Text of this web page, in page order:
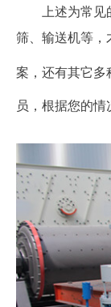
上述为常
筛、输送机等，
案，还有其它多
员，根据您的情